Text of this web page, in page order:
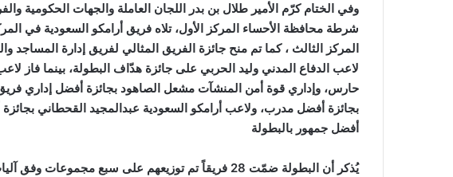
وفي الختام كرّم الأمير طلال بن بدر اللجان العاملة والجهات الحكومية
شرطة محافظة الأحساء المركز الأول، تلاه فريق أرامكو السعودية في
المركز الثالث ، كما تم منح جائزة الفريق المثالي لفريق إدارة
لاعب الدفاع المدني وليد الحربي على جائزة هدّاف البطولة، بينما فاز
حارس، وإداري قوة أمن المنشآت مشعل الصاهود بجائزة أفضل إداري
بجائزة أفضل مدرب، ولاعب أرامكو السعودية عبدالمجيد القحطاني
أفضل جمهور بالبطولة
يُذكر أن البطولة ضمّت 28 فريقاً تم توزيعهم على سبع